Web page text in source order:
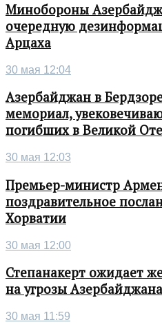
Минобороны
очередную
Арцаха
30 мая 12:04
Азербайджан в
мемориал,
погибших в Великой
30 мая 12:03
Премьер-министр
поздравительное
Хорватии
30 мая 12:00
Степанакерт ожидает
на угрозы
30 мая 11:59